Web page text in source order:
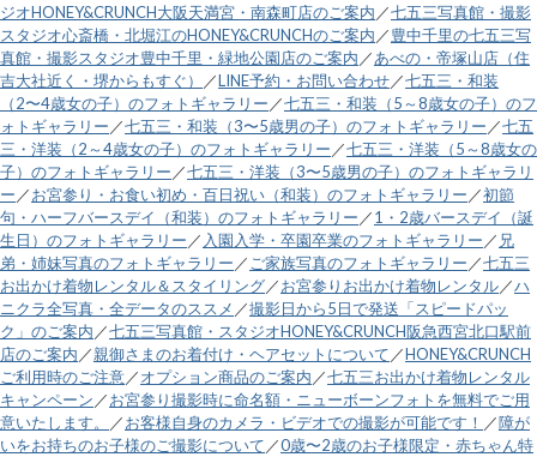
ジオHONEY&CRUNCH大阪天満宮・南森町店のご案内 ／七五三写真館・撮影
スタジオ心斎橋・北堀江のHONEY&CRUNCHのご案内 ／豊中千里の七五三写
真館・撮影スタジオ豊中千里・緑地公園店のご案内 ／あべの・帝塚山店（住
吉大社近く・堺からもすぐ）
／LINE予約・お問い合わせ／七五三・和装
（2〜4歳女の子）のフォトギャラリー ／七五三・和装（5～8歳女の子）のフ
ォトギャラリー ／七五三・和装（3〜5歳男の子）のフォトギャラリー ／七五
三・洋装（2～4歳女の子）のフォトギャラリー ／七五三・洋装（5～8歳女の
子）のフォトギャラリー ／七五三・洋装（3〜5歳男の子）のフォトギャラリ
ー ／お宮参り・お食い初め・百日祝い（和装）のフォトギャラリー ／初節
句・ハーフバースデイ（和装）のフォトギャラリー ／1・2歳バースデイ（誕
生日）のフォトギャラリー ／ 入園入学・卒園卒業のフォトギャラリー ／ 兄
弟・姉妹写真のフォトギャラリー ／ ご家族写真のフォトギャラリー ／七五三
お出かけ着物レンタル＆スタイリング／お宮参りお出かけ着物レンタル／ハ
ニクラ全写真・全データのススメ ／撮影日から5日で発送「スピードパッ
ク」のご案内 ／七五三写真館・スタジオHONEY&CRUNCH阪急西宮北口駅前
店のご案内 ／親御さまのお着付け・ヘアセットについて ／HONEY&CRUNCH
ご利用時のご注意／オプション商品のご案内 ／七五三お出かけ着物レンタル
キャンペーン ／お宮参り撮影時に命名額・ニューボーンフォトを無料でご用
意いたします。
／お客様自身のカメラ・ビデオでの撮影が可能です！ ／障が
いをお持ちのお子様のご撮影について ／0歳〜2歳のお子様限定・赤ちゃん特